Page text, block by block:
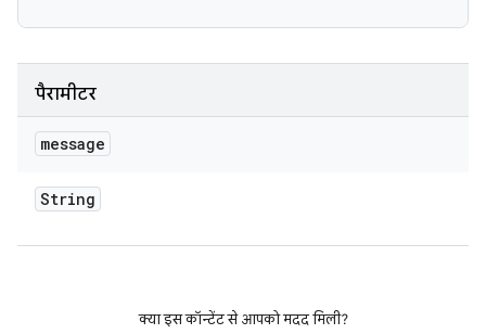
पैरामीटर
message
String
क्या इस कॉन्टेंट से आपको मदद मिली?